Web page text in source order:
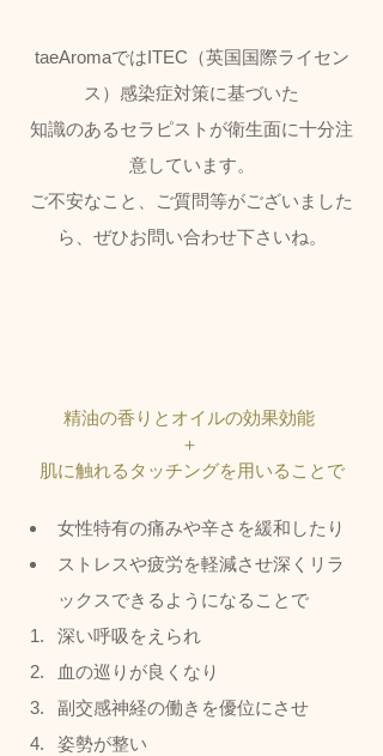
taeAromaではITEC（英国国際ライセン
ス）感染症対策に基づいた
知識のあるセラピストが衛生面に十分注
意しています。
ご不安なこと、ご質問等がございました
ら、ぜひお問い合わせ下さいね。
精油の香りとオイルの効果効能
＋
肌に触れるタッチングを用いることで
女性特有の痛みや辛さを緩和したり
ストレスや疲労を軽減させ深くリラ
ックスできるようになることで
深い呼吸をえられ
血の巡りが良くなり
副交感神経の働きを優位にさせ
姿勢が整い